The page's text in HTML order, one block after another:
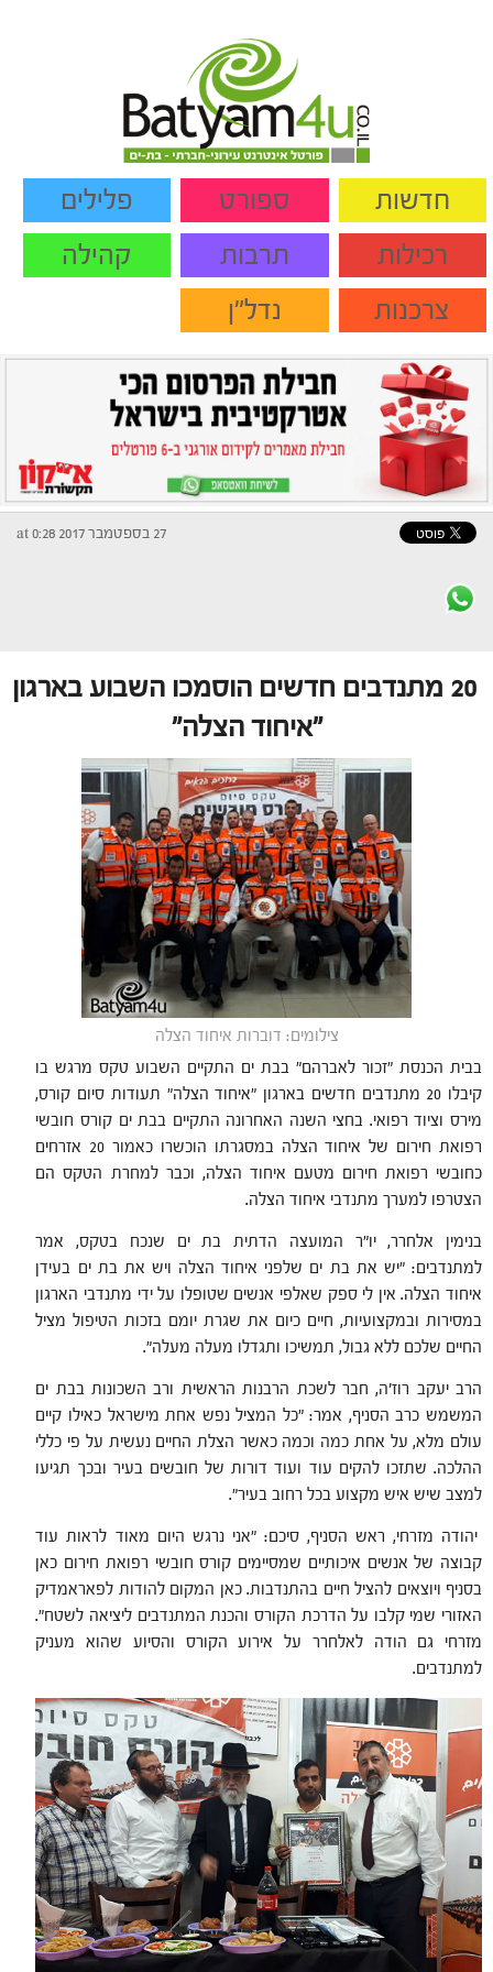
חדשות ספורט
פלילים
רכילות
תרבות
קהילה
צרכנות
נדל"ן
27 בספטמבר 2017 at 0:28
20 מתנדבים חדשים הוסמכו השבוע בארגון
"איחוד הצלה"
צילומים: דוברות איחוד הצלה
בבית הכנסת "זכור לאברהם" בבת ים התקיים השבוע טקס מרגש בו
קיבלו 20 מתנדבים חדשים בארגון "איחוד הצלה" תעודות סיום קורס,
מירס וציוד רפואי. בחצי השנה האחרונה התקיים בבת ים קורס חובשי
רפואת חירום של איחוד הצלה במסגרתו הוכשרו כאמור 20 אזרחים
כחובשי רפואת חירום מטעם איחוד הצלה, וכבר למחרת הטקס הם
הצטרפו למערך מתנדבי איחוד הצלה.
בנימין אלחרר, יו"ר המועצה הדתית בת ים שנכח בטקס, אמר
למתנדבים: "יש את בת ים שלפני איחוד הצלה ויש את בת ים בעידן
איחוד הצלה. אין לי ספק שאלפי אנשים שטופלו על ידי מתנדבי הארגון
במסירות ובמקצועיות, חיים כיום את שגרת יומם בזכות הטיפול מציל
החיים שלכם ללא גבול, תמשיכו ותגדלו מעלה מעלה".
הרב יעקב רוז'ה, חבר לשכת הרבנות הראשית ורב השכונות בבת ים
המשמש כרב הסניף, אמר: "כל המציל נפש אחת מישראל כאילו קיים
עולם מלא, על אחת כמה וכמה כאשר הצלת החיים נעשית על פי כללי
ההלכה. שתזכו להקים עוד ועוד דורות של חובשים בעיר ובכך תגיעו
למצב שיש איש מקצוע בכל רחוב בעיר".
יהודה מזרחי, ראש הסניף, סיכם: "אני נרגש היום מאוד לראות עוד
קבוצה של אנשים איכותיים שמסיימים קורס חובשי רפואת חירום כאן
בסניף ויוצאים להציל חיים בהתנדבות. כאן המקום להודות לפאראמדיק
האזורי שמי קלבו על הדרכת הקורס והכנת המתנדבים ליציאה לשטח".
מזרחי גם הודה לאלחרר על אירוע הקורס והסיוע שהוא מעניק
למתנדבים.